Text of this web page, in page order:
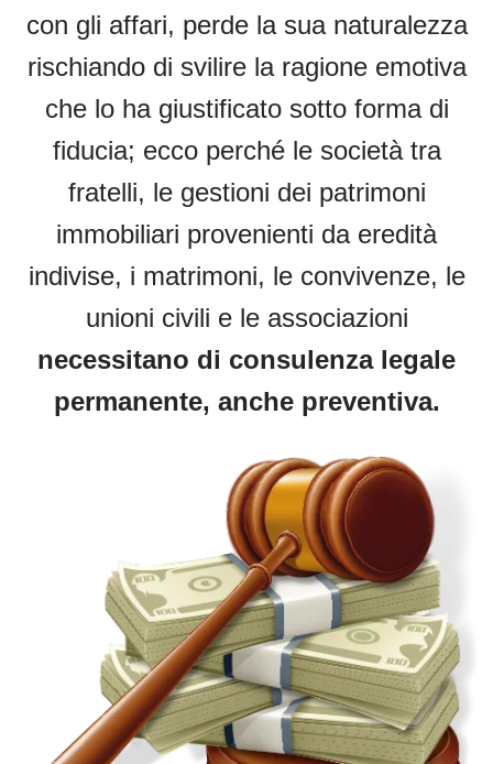
con gli affari, perde la sua naturalezza
rischiando di svilire la ragione emotiva
che lo ha giustificato sotto forma di
fiducia; ecco perché le società tra
fratelli, le gestioni dei patrimoni
immobiliari provenienti da eredità
indivise, i matrimoni, le convivenze, le
unioni civili e le associazioni
necessitano di consulenza legale
permanente, anche preventiva.